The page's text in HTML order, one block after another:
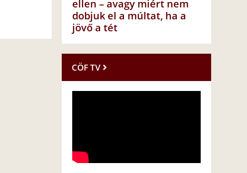
ellen – avagy miért nem
dobjuk el a múltat, ha a
jövő a tét
CÖF TV